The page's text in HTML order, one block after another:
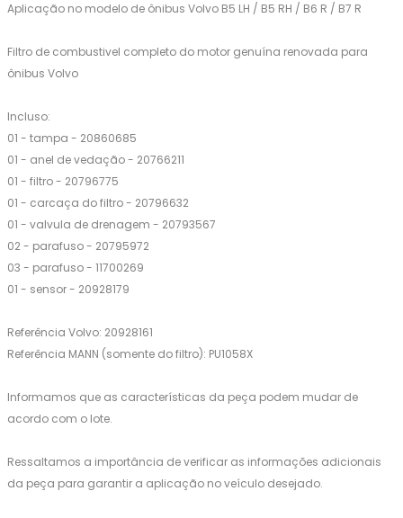
Aplicação no modelo de ônibus Volvo B5 LH / B5 RH / B6 R / B7 R
Filtro de combustivel completo do motor genuína renovada para
ônibus Volvo
Incluso:
01 - tampa - 20860685
01 - anel de vedação - 20766211
01 - filtro - 20796775
01 - carcaça do filtro - 20796632
01 - valvula de drenagem - 20793567
02 - parafuso - 20795972
03 - parafuso - 11700269
01 - sensor - 20928179
Referência Volvo: 20928161
Referência MANN (somente do filtro): PU1058X
Informamos que as características da peça podem mudar de
acordo com o lote.
Ressaltamos a importância de verificar as informações adicionais
da peça para garantir a aplicação no veículo desejado.